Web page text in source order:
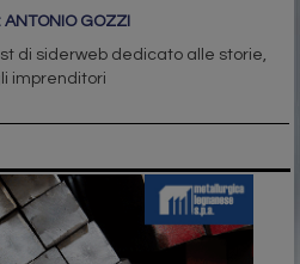
ANTONIO GOZZI
di siderweb dedicato alle storie,
imprenditori